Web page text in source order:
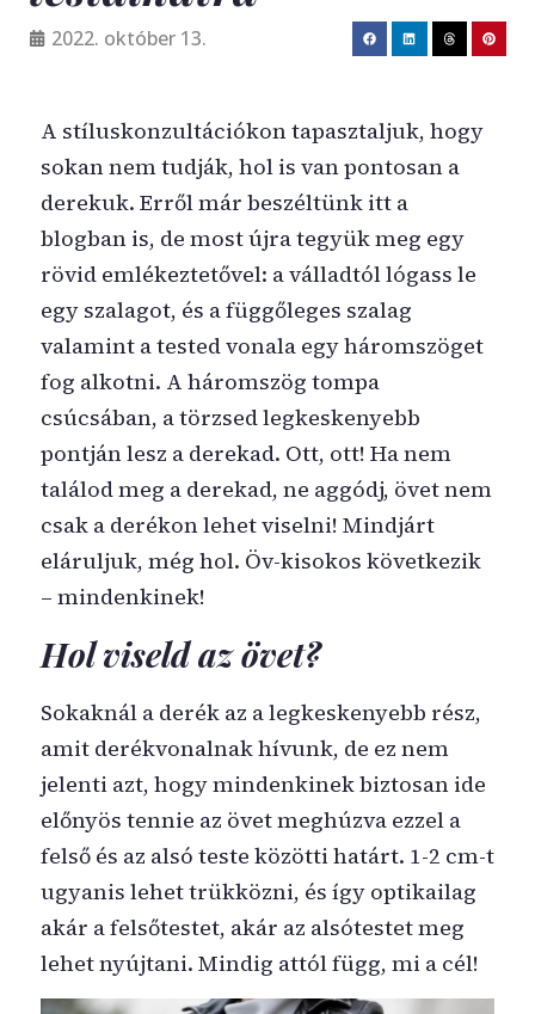
2022. október 13.
A stíluskonzultációkon tapasztaljuk, hogy
sokan nem tudják, hol is van pontosan a
derekuk. Erről már beszéltünk itt a
blogban is, de most újra tegyük meg egy
rövid emlékeztetővel: a válladtól lógass le
egy szalagot, és a függőleges szalag
valamint a tested vonala egy háromszöget
fog alkotni. A háromszög tompa
csúcsában, a törzsed legkeskenyebb
pontján lesz a derekad. Ott, ott! Ha nem
találod meg a derekad, ne aggódj, övet nem
csak a derékon lehet viselni! Mindjárt
eláruljuk, még hol. Öv-kisokos következik
– mindenkinek!
Hol viseld az övet?
Sokaknál a derék az a legkeskenyebb rész,
amit derékvonalnak hívunk, de ez nem
jelenti azt, hogy mindenkinek biztosan ide
előnyös tennie az övet meghúzva ezzel a
felső és az alsó teste közötti határt. 1-2 cm-t
ugyanis lehet trükközni, és így optikailag
akár a felsőtestet, akár az alsótestet meg
lehet nyújtani. Mindig attól függ, mi a cél!